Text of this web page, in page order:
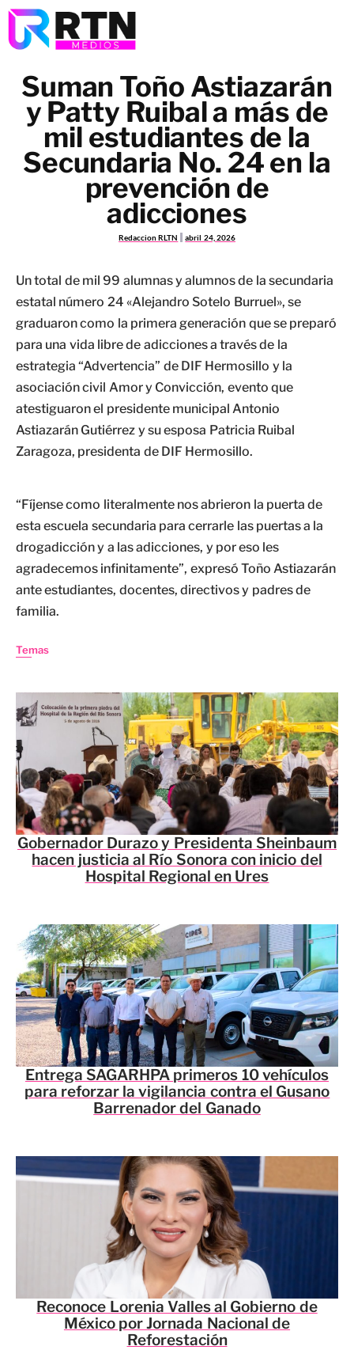
Suman Toño Astiazarán
y Patty Ruibal a más de
mil estudiantes de la
Secundaria No. 24 en la
prevención de
adicciones
Redaccion RLTN abril 24, 2026
Un total de mil 99 alumnas y alumnos de la secundaria
estatal número 24 «Alejandro Sotelo Burruel», se
graduaron como la primera generación que se preparó
para una vida libre de adicciones a través de la
estrategia “Advertencia” de DIF Hermosillo y la
asociación civil Amor y Convicción, evento que
atestiguaron el presidente municipal Antonio
Astiazarán Gutiérrez y su esposa Patricia Ruibal
Zaragoza, presidenta de DIF Hermosillo.
“Fíjense como literalmente nos abrieron la puerta de
esta escuela secundaria para cerrarle las puertas a la
drogadicción y a las adicciones, y por eso les
agradecemos infinitamente”, expresó Toño Astiazarán
ante estudiantes, docentes, directivos y padres de
familia.
Temas
Gobernador Durazo y Presidenta Sheinbaum
hacen justicia al Río Sonora con inicio del
Hospital Regional en Ures
Entrega SAGARHPA primeros 10 vehículos
para reforzar la vigilancia contra el Gusano
Barrenador del Ganado
Reconoce Lorenia Valles al Gobierno de
México por Jornada Nacional de
Reforestación